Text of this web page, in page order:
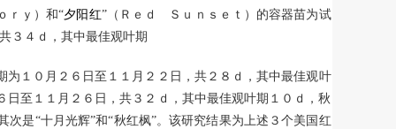
ｒｙ）和“夕阳红”（Ｒｅｄ Ｓｕｎｓｅｔ）的容器苗为试
３４ｄ，其中最佳观叶期
１０月２６日至１１月２２日，共２８ｄ，其中最佳观叶
至１１月２６日，共３２ｄ，其中最佳观叶期１０ｄ，秋
是“十月光辉”和“秋红枫”。该研究结果为上述３个美国红